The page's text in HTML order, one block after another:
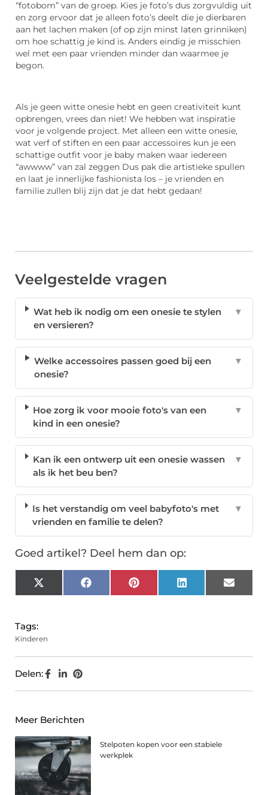
“fotobom” van de groep. Kies je foto’s dus zorgvuldig uit
en zorg ervoor dat je alleen foto’s deelt die je dierbaren
aan het lachen maken (of op zijn minst laten grinniken)
om hoe schattig je kind is. Anders eindig je misschien
wel met een paar vrienden minder dan waarmee je
begon.
Als je geen witte onesie hebt en geen creativiteit kunt
opbrengen, vrees dan niet! We hebben wat inspiratie
voor je volgende project. Met alleen een witte onesie,
wat verf of stiften en een paar accessoires kun je een
schattige outfit voor je baby maken waar iedereen
“awwww” van zal zeggen Dus pak die artistieke spullen
en laat je innerlijke fashionista los – je vrienden en
familie zullen blij zijn dat je dat hebt gedaan!
Veelgestelde vragen
Wat heb ik nodig om een onesie te stylen
en versieren?
▼
Welke accessoires passen goed bij een
onesie?
▼
Hoe zorg ik voor mooie foto's van een
kind in een onesie?
▼
Kan ik een ontwerp uit een onesie wassen
als ik het beu ben?
▼
Is het verstandig om veel babyfoto's met
vrienden en familie te delen?
▼
Goed artikel? Deel hem dan op:
X
(Twitter)
FacebookPinterest LinkedIn Email
Tags:
Kinderen
Delen:
Meer Berichten
Stelpoten kopen voor een stabiele
werkplek